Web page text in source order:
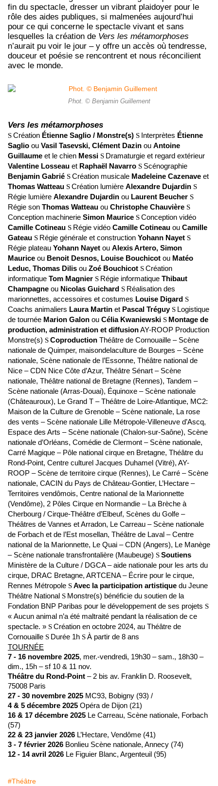
fin du spectacle, dresser un vibrant plaidoyer pour le
rôle des aides publiques, si malmenées aujourd’hui
pour ce qui concerne le spectacle vivant et sans
lesquelles la création de Vers les métamorphoses
n’aurait pu voir le jour – y offre un accès où tendresse,
douceur et poésie se rencontrent et nous réconcilient
avec le monde.
Phot. © Benjamin Guillement
Vers les métamorphoses
SCréation Étienne Saglio / Monstre(s) S Interprètes Étienne
Saglio ou Vasil Tasevski, Clément Dazin ou Antoine
Guillaume et le chien Messi S Dramaturgie et regard extérieur
Valentine Losseau et Raphaël Navarro S Scénographie
Benjamin Gabrié SCréation musicale Madeleine Cazenave et
Thomas Watteau SCréation lumière Alexandre Dujardin S
Régie lumière Alexandre Dujardin ou Laurent Beucher S
Régie son Thomas Watteau ou Christophe Chauvière S
Conception machinerie Simon Maurice SConception vidéo
Camille Cotineau S Régie vidéo Camille Cotineau ou Camille
Gateau S Régie générale et construction Yohann Nayet S
Régie plateau Yohann Nayet ou Alexis Artero, Simon
Maurice ou Benoit Desnos, Louise Bouchicot ou Matéo
Leduc, Thomas Dilis ou Zoé Bouchicot SCréation
informatique Tom Magnier S Régie informatique Thibaut
Champagne ou Nicolas Guichard S Réalisation des
marionnettes, accessoires et costumes Louise Digard S
Coachs animaliers Laura Martin et Pascal Tréguy S Logistique
de tournée Marion Galon ou Célia Kwaniewski S Montage de
production, administration et diffusionAY-ROOP Production
Monstre(s) SCoproduction Théâtre de Cornouaille – Scène
nationale de Quimper, maisondelaculture de Bourges – Scène
nationale, Scène nationale de l’Essonne, Théâtre national de
Nice – CDN Nice Côte d’Azur, Théâtre Sénart – Scène
nationale, Théâtre national de Bretagne (Rennes), Tandem –
Scène nationale (Arras-Douai), Équinoxe – Scène nationale
(Châteauroux), Le Grand T – Théâtre de Loire-Atlantique, MC2:
Maison de la Culture de Grenoble – Scène nationale, La rose
des vents – Scène nationale Lille Métropole-Villeneuve d’Ascq,
Espace des Arts – Scène nationale (Chalon-sur-Saône), Scène
nationale d’Orléans, Comédie de Clermont – Scène nationale,
Carré Magique – Pôle national cirque en Bretagne, Théâtre du
Rond-Point, Centre culturel Jacques Duhamel (Vitré), AY-
ROOP – Scène de territoire cirque (Rennes), Le Carré – Scène
nationale, CACIN du Pays de Château-Gontier, L’Hectare –
Territoires vendômois, Centre national de la Marionnette
(Vendôme), 2 Pôles Cirque en Normandie – La Brèche à
Cherbourg / Cirque-Théâtre d’Elbeuf, Scènes du Golfe –
Théâtres de Vannes et Arradon, Le Carreau – Scène nationale
de Forbach et de l’Est mosellan, Théâtre de Laval – Centre
national de la Marionnette, Le Quai – CDN (Angers), Le Manège
– Scène nationale transfrontalière (Maubeuge) SSoutiens
Ministère de la Culture / DGCA – aide nationale pour les arts du
cirque, DRAC Bretagne, ARTCENA – Écrire pour le cirque,
Rennes Métropole SAvec la participation artistique du Jeune
Théâtre National S Monstre(s) bénéficie du soutien de la
Fondation BNP Paribas pour le développement de ses projets S
« Aucun animal n’a été maltraité pendant la réalisation de ce
spectacle. » SCréation en octobre 2024, au Théâtre de
Cornouaille S Durée 1h SÀ partir de 8 ans
TOURNÉE
7 - 16 novembre 2025, mer.-vendredi, 19h30 – sam., 18h30 –
dim., 15h – sf 10 & 11 nov.
Théâtre du Rond-Point – 2 bis av. Franklin D. Roosevelt,
75008 Paris
27 - 30 novembre 2025 MC93, Bobigny (93) /
4 & 5 décembre 2025 Opéra de Dijon (21)
16 & 17 décembre 2025 Le Carreau, Scène nationale, Forbach
(57)
22 & 23 janvier 2026 L’Hectare, Vendôme (41)
3 - 7 février 2026 Bonlieu Scène nationale, Annecy (74)
12 - 14 avril 2026 Le Figuier Blanc, Argenteuil (95)
#Théâtre